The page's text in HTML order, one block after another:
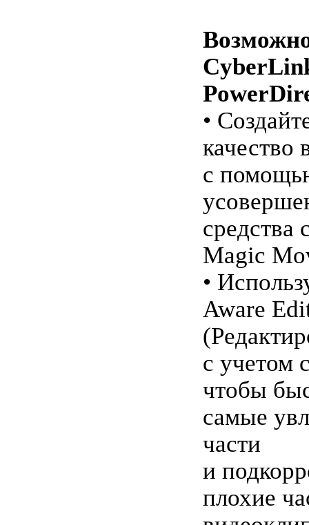
•
качество
с
средства
Magic
•
Aware
с учетом
чтобы
самые
части
и
плохие